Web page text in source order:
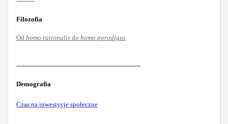
Filozofia
Od homo rationalis do homo porodigus
-------------------------------------------------------------
Demografia
Czas na inwestycje społeczne